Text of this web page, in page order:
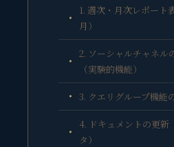
1. 週次・月次レポート
月）
2. ソーシャルチャネル
（実験的機能）
3. クエリグループ機能
4. ドキュメントの更新
タ）